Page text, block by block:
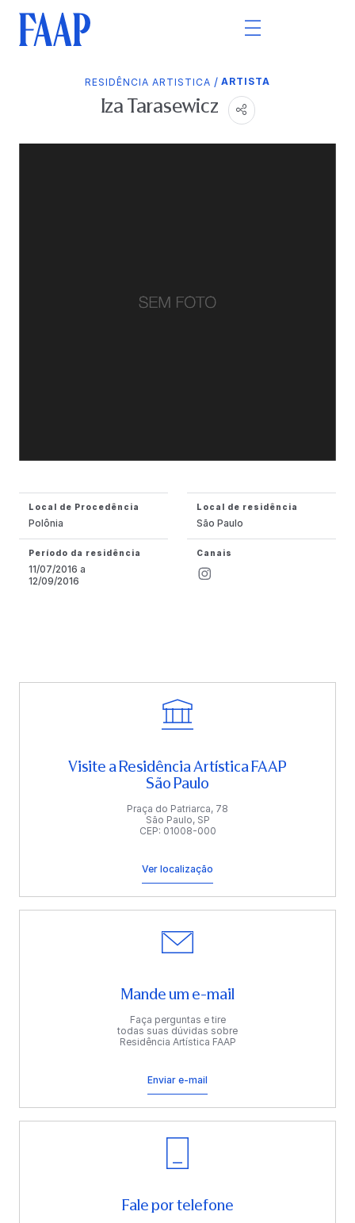
RESIDÊNCIA ARTISTICA / ARTISTA
Iza Tarasewicz
Local de Procedência
Polônia
Local de residência
São Paulo
Período da residência
11/07/2016 a
12/09/2016
Canais
Visite a Residência Artística FAAP
São Paulo
Praça do Patriarca, 78
São Paulo, SP
CEP: 01008-000
Ver localização
Mande um e-mail
Faça perguntas e tire
todas suas dúvidas sobre
Residência Artística FAAP
Enviar e-mail
Fale por telefone